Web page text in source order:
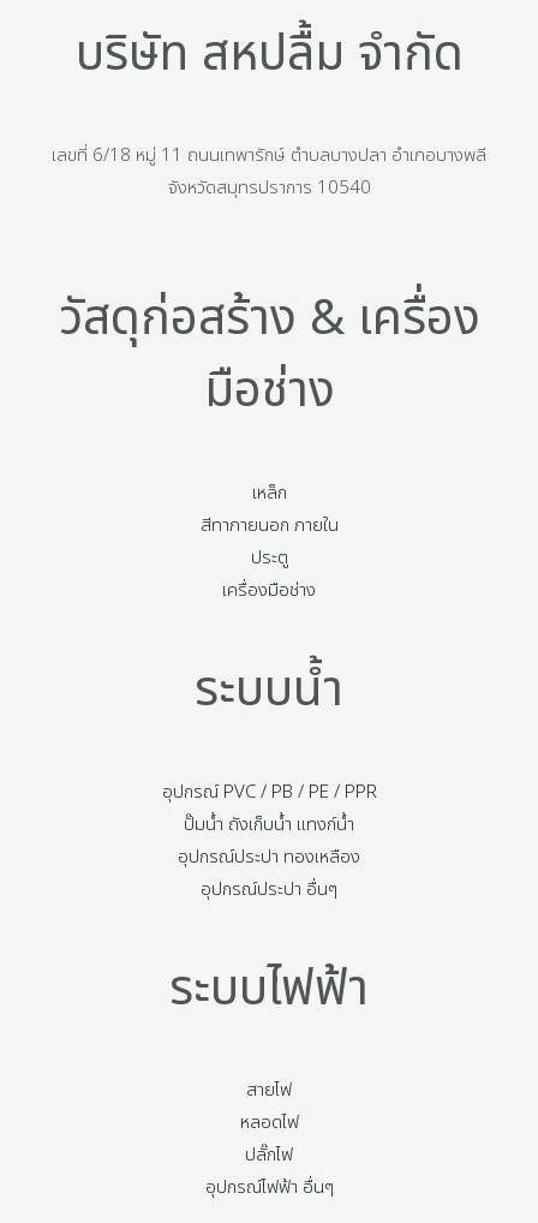
บริษัท สหปลื้ม จำกัด
เลขที่ 6/18 หมู่ 11 ถนนเทพารักษ์ ตำบลบางปลา อำเภอบางพลี
จังหวัดสมุทรปราการ 10540
วัสดุก่อสร้าง & เครื่อง
มือช่าง
เหล็ก
สีทาภายนอก ภายใน
ประตู
เครื่องมือช่าง
ระบบน้ำ
อุปกรณ์ PVC / PB / PE / PPR
ปั๊มน้ำ ถังเก็บน้ำ แทงก์น้ำ
อุปกรณ์ประปา ทองเหลือง
อุปกรณ์ประปา อื่นๆ
ระบบไฟฟ้า
สายไฟ
หลอดไฟ
ปลั๊กไฟ
อุปกรณ์ไฟฟ้า อื่นๆ